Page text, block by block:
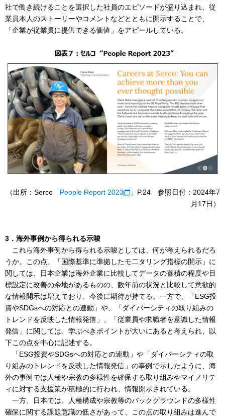
社で働き続けることを選択した社員のエピソードが盛り込まれ、従
業員本人のストーリーやコメントなどとともに開示することで、
「企業が従業員に提供できる価値」をアピールしている。
（出所：Serco「People Report 2023
」P.24 参照日付：2024年7
月17日）
3．海外事例から得られる示唆
これら海外事例から得られる示唆としては、何が考えられるだろ
うか。この点、「国際基準に準拠したモ二タリング指標の開示」に
関しては、日本企業は海外企業に比較してデータの蓄積の程度や目
標設定に改善の余地があるものの、数年前の状況と比較して意欲的
な情報開示は増えており、今後に期待が持てる。一方で、「ESG投
資やSDGsへの対応との連動」や、「ダイバーシティの取り組みの
トレンドを反映した情報発信」、「従業員や求職者を意識した情報
発信」に関しては、学ぶべきポイントが大いにあると考えられ、以
下この点を中心に記述する。
「ESG投資やSDGsへの対応との連動」や「ダイバーシティの取
り組みのトレンドを反映した情報発信」の事例で示したように、海
外の事例では人種や宗教の多様性を確保する取り組みやマイノリテ
ィに対する支援策が積極的に行われ、情報開示されている。
一方、日本では、人種構成や宗教等のバックグラウンドの多様性
確保に関する課題意識の低さがあって、この点の取り組みは進んで